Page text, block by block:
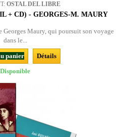
OSTAL DEL LIBRE
+ CD) - GEORGES-M. MAURY
Georges Maury, qui poursuit son voyage
dans le...
panier
Détails
Disponible